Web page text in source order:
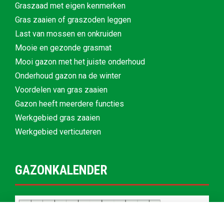
Graszaad met eigen kenmerken
Gras zaaien of graszoden leggen
Last van mossen en onkruiden
Mooie en gezonde grasmat
Mooi gazon met het juiste onderhoud
Onderhoud gazon na de winter
Voordelen van gras zaaien
Gazon heeft meerdere functies
Werkgebied gras zaaien
Werkgebied verticuteren
GAZONKALENDER